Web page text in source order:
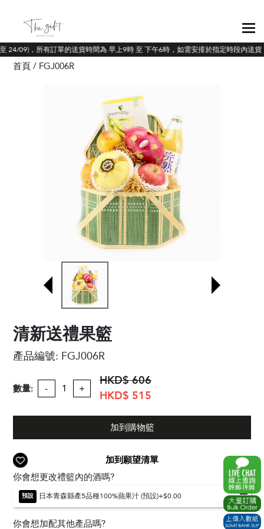
24/09)，所有訂單的送貨時間為 早上9時 至 下午6時，如需安排於指定時段內送貨
首頁 FGJ006R
清新送禮果籃
產品編號: FGJ006R
數量: - +
HKD$ 606
HKD$ 515
加到購物籃
加到願望清單
你會想更改禮籃內的酒嗎?
預設 日本青森縣產5品種100%蘋果汁 (預設)+$0.00
你會想加配其他產品嗎?